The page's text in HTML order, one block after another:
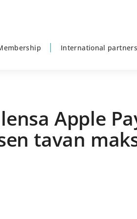
International
Apple
tavan